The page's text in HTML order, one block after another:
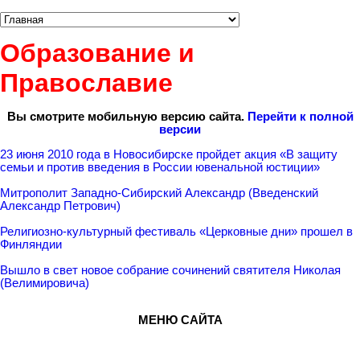
Образование и
Православие
Вы смотрите мобильную версию сайта. Перейти к полной
версии
23 июня 2010 года в Новосибирске пройдет акция «В защиту
семьи и против введения в России ювенальной юстиции»
Митрополит Западно-Сибирский Александр (Введенский
Александр Петрович)
Религиозно-культурный фестиваль «Церковные дни» прошел в
Финляндии
Вышло в свет новое собрание сочинений святителя Николая
(Велимировича)
МЕНЮ САЙТА